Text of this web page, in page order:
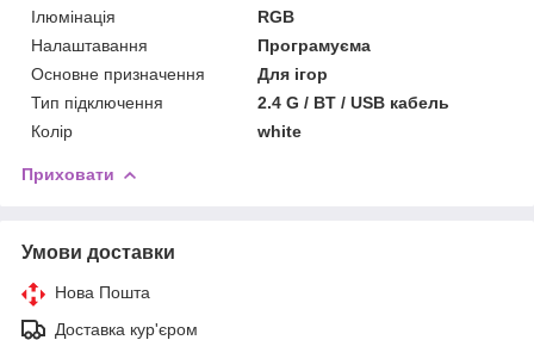
Ілюмінація
RGB
Налаштавання
Програмуєма
Основне призначення
Для ігор
Тип підключення
2.4 G / BT / USB кабель
Колір
white
Приховати
Умови доставки
Нова Пошта
Доставка кур'єром